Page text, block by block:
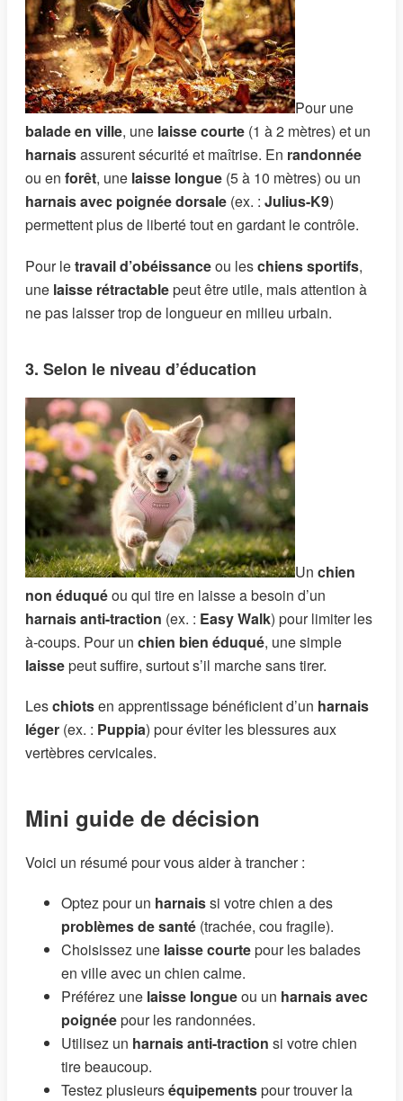
Pour une
balade en ville, une laisse courte (1 à 2 mètres) et un
harnaisassurent sécurité et maîtrise. En randonnée
ou en forêt, une laisse longue (5 à 10 mètres) ou un
harnais avec poignée dorsale (ex. : Julius-K9)
permettent plus de liberté tout en gardant le contrôle.
Pour letravail d’obéissanceou leschiens sportifs,
une laisse rétractablepeut être utile, mais attention à
ne pas laisser trop de longueur en milieu urbain.
3. Selon le niveau d’éducation
Un chien
non éduquéou qui tire en laisse a besoin d’un
harnais anti-traction (ex. : Easy Walk) pour limiter les
à-coups. Pour un chien bien éduqué, une simple
laissepeut suffire, surtout s’il marche sans tirer.
Leschiotsen apprentissage bénéficient d’un harnais
léger (ex. : Puppia) pour éviter les blessures aux
vertèbres cervicales.
Mini guide de décision
Voici un résumé pour vous aider à trancher :
Optez pour un harnaissi votre chien a des
problèmes de santé (trachée, cou fragile).
Choisissez une laisse courtepour les balades
en ville avec un chien calme.
Préférez une laisse longueou un harnais avec
poignéepour les randonnées.
Utilisez un harnais anti-traction si votre chien
tire beaucoup.
Testez plusieurséquipementspour trouver la